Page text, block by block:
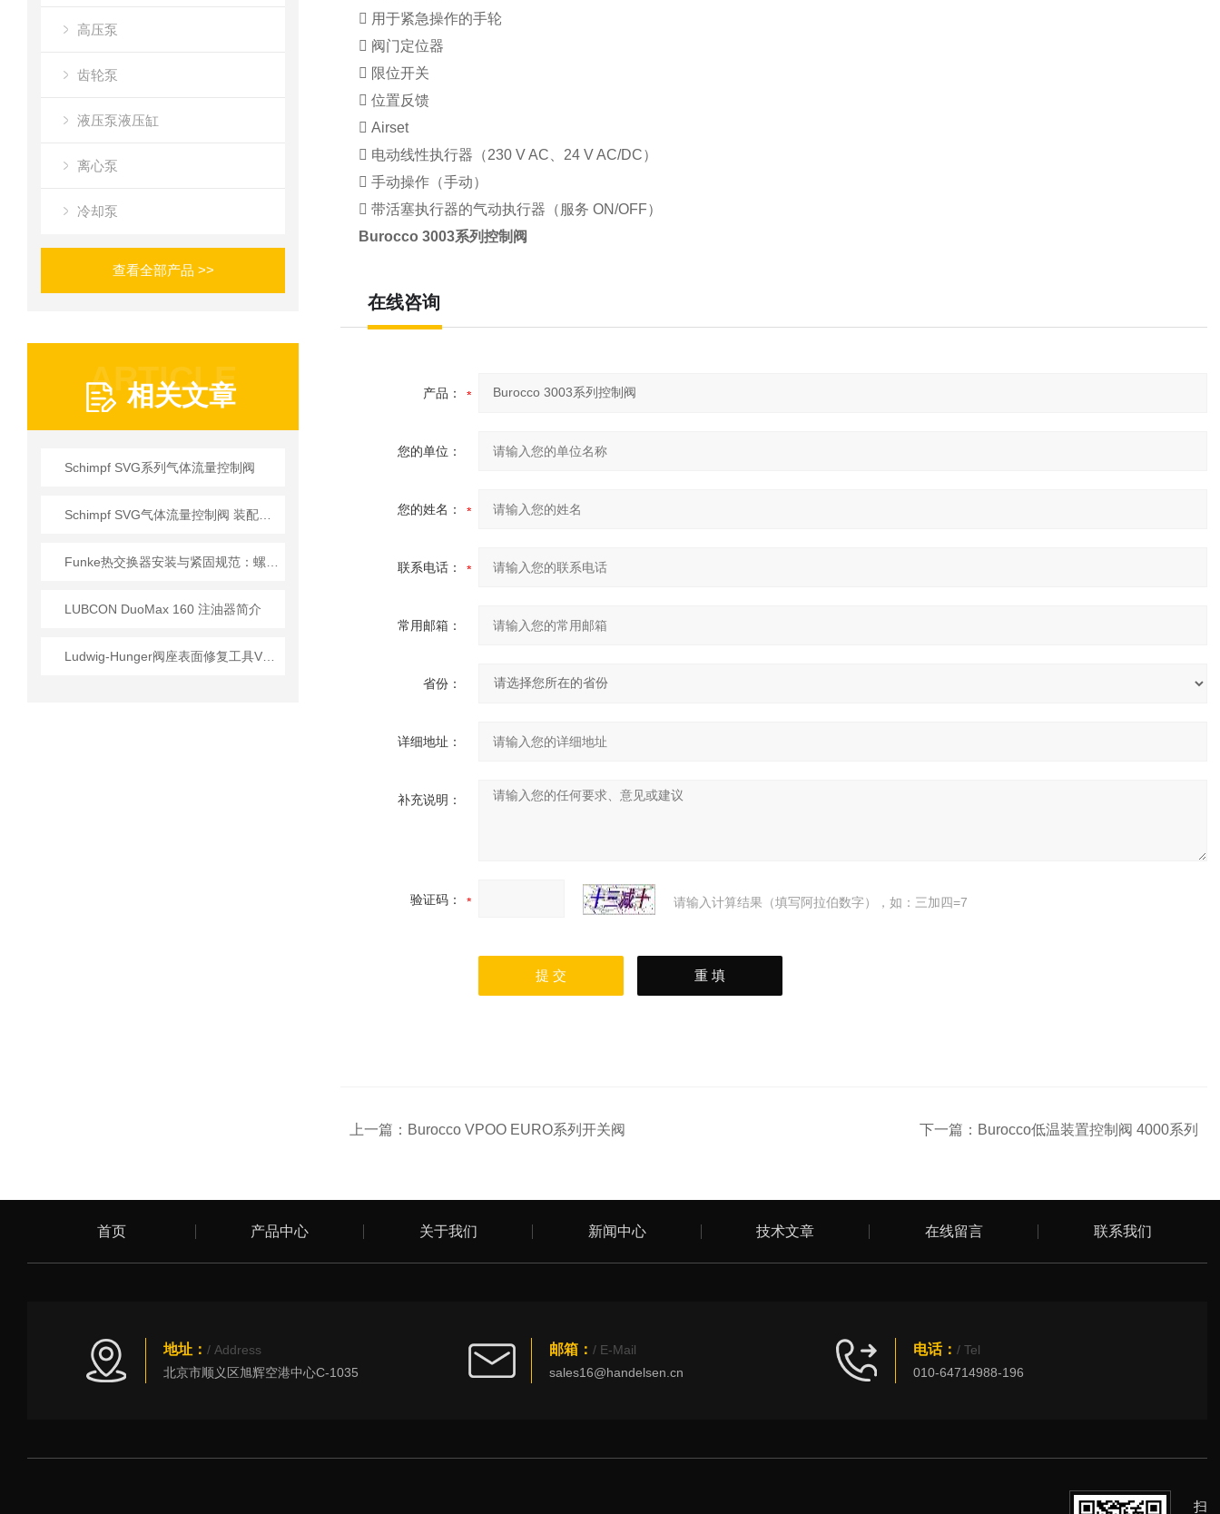
高压泵
齿轮泵
液压泵液压缸
离心泵
冷却泵
查看全部产品 >>
ARTICLE
相关文章
Schimpf SVG系列气体流量控制阀
LUBCON DuoMax 160 注油器简介
 用于紧急操作的手轮
 阀门定位器
 限位开关
 位置反馈
 Airset
 电动线性执行器（230 V AC、24 V AC/DC）
 手动操作（手动）
 带活塞执行器的气动执行器（服务 ON/OFF）
Burocco 3003系列控制阀
在线咨询
产品：
您的单位：
您的姓名：
联系电话：
常用邮箱：
省份：
详细地址：
补充说明：
验证码： 请输入计算结果（填写阿拉伯数字），如：三加四=7
上一篇： Burocco VPOO EURO系列开关阀 下一篇： Burocco低温装置控制阀 4000系列
首页 产品中心 关于我们 新闻中心 技术文章 在线留言 联系我们
地址： / Address
北京市顺义区旭辉空港中心C-1035
邮箱： / E-Mail
sales16@handelsen.cn
电话： / Tel
010-64714988-196
扫